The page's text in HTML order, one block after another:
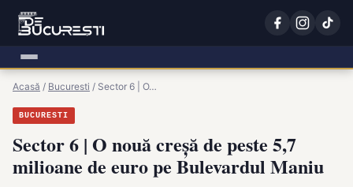
Acasă / Bucuresti / Sector 6 | O…
BUCURESTI
Sector 6 | O nouă creșă de peste 5,7
milioane de euro pe Bulevardul Maniu